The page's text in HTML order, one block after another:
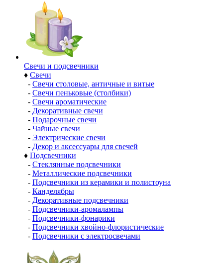
Свечи и подсвечники
♦ Свечи
- Свечи столовые, античные и витые
- Свечи пеньковые (столбики)
- Свечи ароматические
- Декоративные свечи
- Подарочные свечи
- Чайные свечи
- Электрические свечи
- Декор и аксессуары для свечей
♦ Подсвечники
- Стеклянные подсвечники
- Металлические подсвечники
- Подсвечники из керамики и полистоуна
- Канделябры
- Декоративные подсвечники
- Подсвечники-аромалампы
- Подсвечники-фонарики
- Подсвечники хвойно-флористические
- Подсвечники с электросвечами